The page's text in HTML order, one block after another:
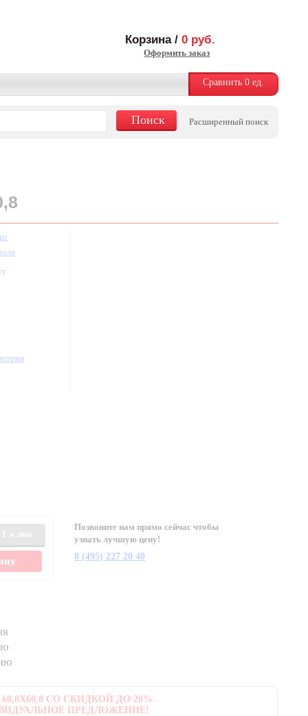
Корзина /0 руб.
Оформить заказ
Сравнить 0ед.
Расширенный поиск
клик
Позвоните нам прямо сейчас чтобы
узнать лучшую цену!
8 (495) 227 20 40
60,8X60,8 СО СКИДКОЙ ДО 20%.
ПРЕДЛОЖЕНИЕ!